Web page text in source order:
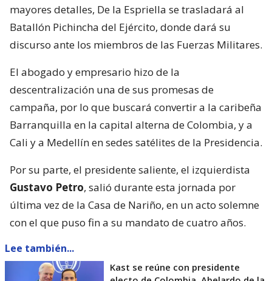
mayores detalles, De la Espriella se trasladará al
Batallón Pichincha del Ejército, donde dará su
discurso ante los miembros de las Fuerzas Militares.
El abogado y empresario hizo de la
descentralización una de sus promesas de
campaña, por lo que buscará convertir a la caribeña
Barranquilla en la capital alterna de Colombia, y a
Cali y a Medellín en sedes satélites de la Presidencia.
Por su parte, el presidente saliente, el izquierdista
Gustavo Petro, salió durante esta jornada por
última vez de la Casa de Nariño, en un acto solemne
con el que puso fin a su mandato de cuatro años.
Lee también...
Kast se reúne con presidente